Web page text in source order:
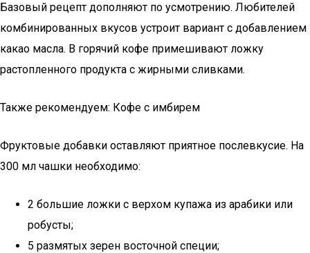
Базовый рецепт дополняют по усмотрению. Любителей
комбинированных вкусов устроит вариант с добавлением
какао масла. В горячий кофе примешивают ложку
растопленного продукта с жирными сливками.
Также рекомендуем: Кофе с имбирем
Фруктовые добавки оставляют приятное послевкусие. На
300 мл чашки необходимо:
2 большие ложки с верхом купажа из арабики или
робусты;
5 размятых зерен восточной специи;